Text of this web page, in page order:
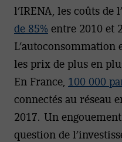
l’IRENA, les coûts de
de 85% entre 2010 et
L’autoconsommation
les prix de plus en
En France, 100 000
connectés au réseau
2017. Un
question de